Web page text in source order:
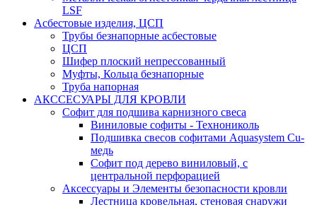
LSF
Асбестовые изделия, ЦСП
Трубы безнапорные асбестовые
ЦСП
Шифер плоский непрессованный
Муфты, Кольца безнапорные
Труба напорная
АКССЕСУАРЫ ДЛЯ КРОВЛИ
Софит для подшива карнизного свеса
Виниловые софиты - Технониколь
Подшивка свесов софитами Aquasystem Cu-
медь
Софит под дерево виниловый, с
центральной перфорацией
Аксессуары и Элементы безопасности кровли
Лестница кровельная, стеновая снаружи